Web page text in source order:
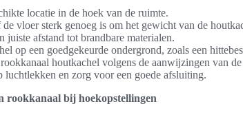
locatie in de hoek van de ruimte.
vloer sterk genoeg is om het gewicht van de
juiste afstand tot brandbare materialen.
op een goedgekeurde ondergrond, zoals een
houtkachel volgens de aanwijzingen van
luchtlekken en zorg voor een goede afsluiting.
rookkanaal bij hoekopstellingen